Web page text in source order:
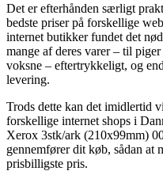
Det er efterhånden særligt
bedste priser på forskellige
internet butikker fundet det
mange af deres varer – til
voksne – eftertrykkeligt, og
levering.
Trods dette kan det imidlertid
forskellige internet shops i
Xerox 3stk/ark (210x99mm)
gennemfører dit køb, sådan at
prisbilligste pris.